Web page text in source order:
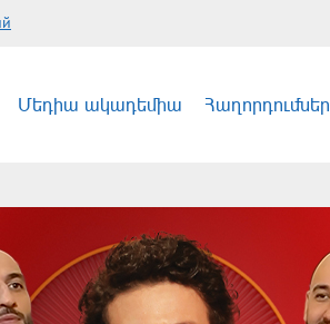
Մեդիա ակադեմիա Հաղորդումներ